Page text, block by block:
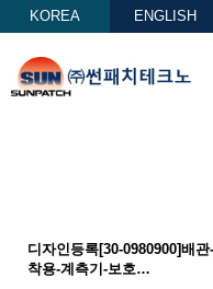
KOREA ENGLISH
디자인등록[30-0980900]배관
착용-계측기-보호…